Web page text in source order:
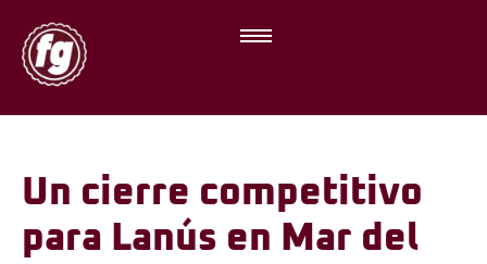
Un cierre competitivo
para Lanús en Mar del